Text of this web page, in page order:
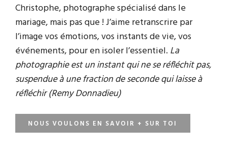
Christophe, photographe spécialisé dans le
mariage, mais pas que ! J’aime retranscrire par
l’image vos émotions, vos instants de vie, vos
événements, pour en isoler l’essentiel. La
photographie est un instant qui ne se réfléchit pas,
suspendue à une fraction de seconde qui laisse à
réfléchir (Remy Donnadieu)
NOUS VOULONS EN SAVOIR + SUR TOI